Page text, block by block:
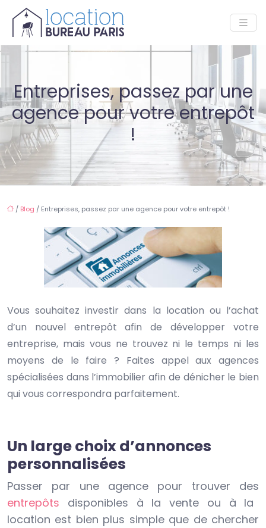
Entreprises, passez par une
agence pour votre entrepôt
!
/ Blog / Entreprises, passez par une agence pour votre entrepôt !
Vous souhaitez investir dans la location ou l’achat
d’un nouvel entrepôt afin de développer votre
entreprise, mais vous ne trouvez ni le temps ni les
moyens de le faire ? Faites appel aux agences
spécialisées dans l’immobilier afin de dénicher le bien
qui vous correspondra parfaitement.
Un large choix d’annonces
personnalisées
Passer par une agence pour trouver des
entrepôts disponibles à la vente ou à la
location est bien plus simple que de chercher